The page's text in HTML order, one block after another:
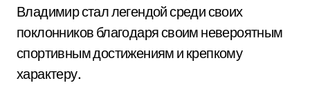
Владимир стал легендой среди своих
поклонников благодаря своим невероятным
спортивным достижениям и крепкому
характеру.